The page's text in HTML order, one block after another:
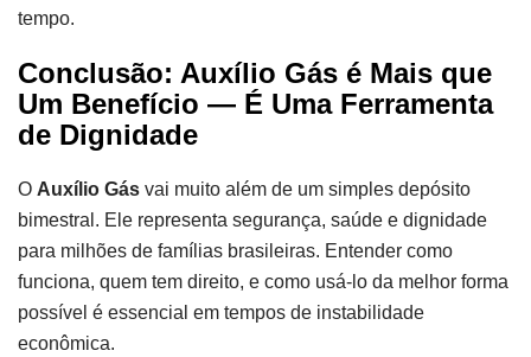
tempo.
Conclusão: Auxílio Gás é Mais que
Um Benefício — É Uma Ferramenta
de Dignidade
O Auxílio Gás vai muito além de um simples depósito
bimestral. Ele representa segurança, saúde e dignidade
para milhões de famílias brasileiras. Entender como
funciona, quem tem direito, e como usá-lo da melhor forma
possível é essencial em tempos de instabilidade
econômica.